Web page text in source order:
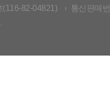
(116-82-04821) 통신판매